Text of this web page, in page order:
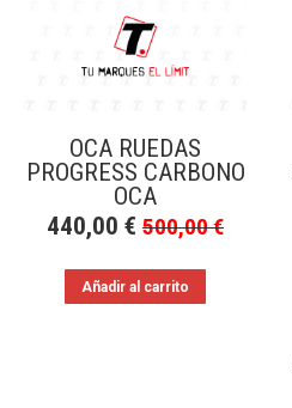
OCA RUEDAS
PROGRESS CARBONO
OCA
440,00 € 500,00€
Añadir al carrito